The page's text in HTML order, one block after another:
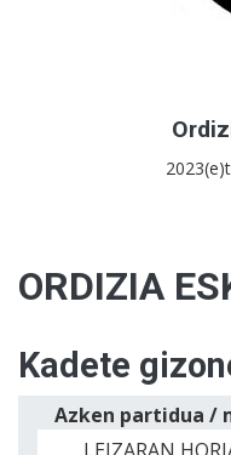
ORDIZIA
Kadete
Azken partidua /